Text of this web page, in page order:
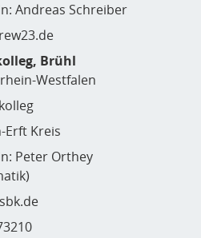
Andreas Schreiber
Brühl
Westfalen
Erft Kreis
Peter Orthey